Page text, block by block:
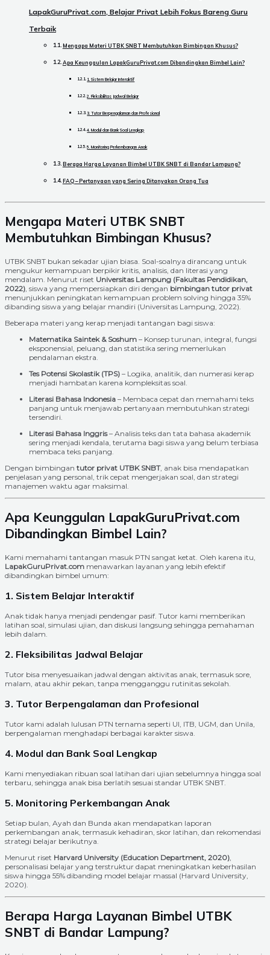
LapakGuruPrivat.com, Belajar Privat Lebih Fokus Bareng Guru
Terbaik
Mengapa Materi UTBK SNBT Membutuhkan Bimbingan Khusus?
Apa Keunggulan LapakGuruPrivat.com Dibandingkan Bimbel Lain?
1. Sistem Belajar Interaktif
2. Fleksibilitas Jadwal Belajar
3. Tutor Berpengalaman dan Profesional
4. Modul dan Bank Soal Lengkap
5. Monitoring Perkembangan Anak
Berapa Harga Layanan Bimbel UTBK SNBT di Bandar Lampung?
FAQ – Pertanyaan yang Sering Ditanyakan Orang Tua
Mengapa Materi UTBK SNBT
Membutuhkan Bimbingan Khusus?
UTBK SNBT bukan sekadar ujian biasa. Soal-soalnya dirancang untuk
mengukur kemampuan berpikir kritis, analisis, dan literasi yang
mendalam. Menurut riset Universitas Lampung (Fakultas Pendidikan,
2022) , siswa yang mempersiapkan diri dengan bimbingan tutor privat
menunjukkan peningkatan kemampuan problem solving hingga 35%
dibanding siswa yang belajar mandiri (Universitas Lampung, 2022).
Beberapa materi yang kerap menjadi tantangan bagi siswa:
Matematika Saintek & Soshum – Konsep turunan, integral, fungsi
eksponensial, peluang, dan statistika sering memerlukan
pendalaman ekstra.
Tes Potensi Skolastik (TPS) – Logika, analitik, dan numerasi kerap
menjadi hambatan karena kompleksitas soal.
Literasi Bahasa Indonesia – Membaca cepat dan memahami teks
panjang untuk menjawab pertanyaan membutuhkan strategi
tersendiri.
Literasi Bahasa Inggris– Analisis teks dan tata bahasa akademik
sering menjadi kendala, terutama bagi siswa yang belum terbiasa
membaca teks panjang.
Dengan bimbingan tutor privat UTBK SNBT, anak bisa mendapatkan
penjelasan yang personal, trik cepat mengerjakan soal, dan strategi
manajemen waktu agar maksimal.
Apa Keunggulan LapakGuruPrivat.com
Dibandingkan Bimbel Lain?
Kami memahami tantangan masuk PTN sangat ketat. Oleh karena itu,
LapakGuruPrivat.com menawarkan layanan yang lebih efektif
dibandingkan bimbel umum:
1. Sistem Belajar Interaktif
Anak tidak hanya menjadi pendengar pasif. Tutor kami memberikan
latihan soal, simulasi ujian, dan diskusi langsung sehingga pemahaman
lebih dalam.
2. Fleksibilitas Jadwal Belajar
Tutor bisa menyesuaikan jadwal dengan aktivitas anak, termasuk sore,
malam, atau akhir pekan, tanpa mengganggu rutinitas sekolah.
3. Tutor Berpengalaman dan Profesional
Tutor kami adalah lulusan PTN ternama seperti UI, ITB, UGM, dan Unila,
berpengalaman menghadapi berbagai karakter siswa.
4. Modul dan Bank Soal Lengkap
Kami menyediakan ribuan soal latihan dari ujian sebelumnya hingga soal
terbaru, sehingga anak bisa berlatih sesuai standar UTBK SNBT.
5. Monitoring Perkembangan Anak
Setiap bulan, Ayah dan Bunda akan mendapatkan laporan
perkembangan anak, termasuk kehadiran, skor latihan, dan rekomendasi
strategi belajar berikutnya.
Menurut riset Harvard University (Education Department, 2020)
personalisasi belajar yang terstruktur dapat meningkatkan keberhasilan
siswa hingga 55% dibanding model belajar massal (Harvard University,
2020).
Berapa Harga Layanan Bimbel UTBK
SNBT di Bandar Lampung?